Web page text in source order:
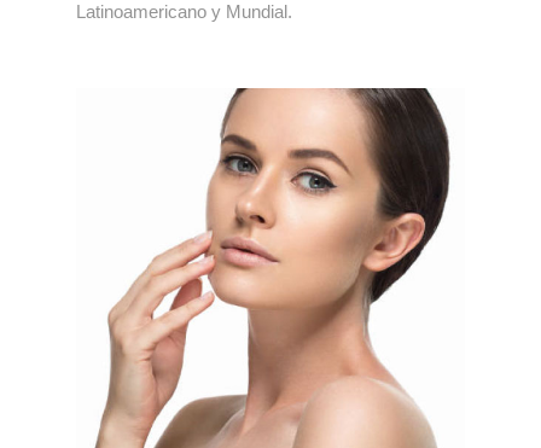
Latinoamericano y Mundial.